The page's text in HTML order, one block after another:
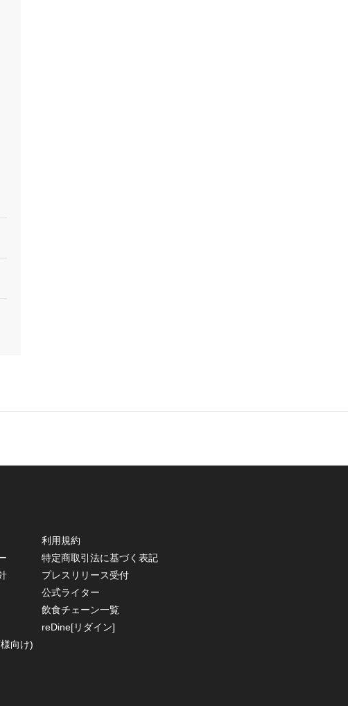
利用規約
特定商取引法に基づく表記
プレスリリース受付
公式ライター
飲食チェーン一覧
reDine[リダイン]
向け)